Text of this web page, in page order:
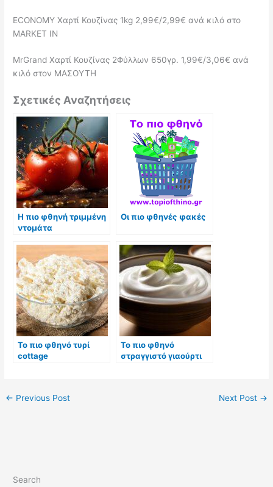
ECONOMY Χαρτί Κουζίνας 1kg 2,99€/2,99€ ανά κιλό στο
MARKET IN
MrGrand Χαρτί Κουζίνας 2Φύλλων 650γρ. 1,99€/3,06€ ανά
κιλό στον ΜΑΣΟΥΤΗ
Σχετικές Αναζητήσεις
Η πιο φθηνή τριμμένη
ντομάτα
Οι πιο φθηνές φακές
Το πιο φθηνό τυρί
cottage
Το πιο φθηνό
στραγγιστό γιαούρτι
← Previous Post Next Post →
Search